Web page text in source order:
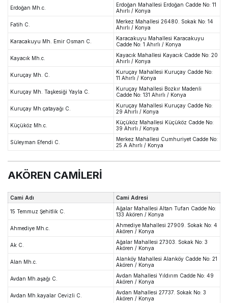
Erdoğan Mh.c.
Erdoğan Mahallesi Erdoğan Cadde No: 11
Ahırlı / Konya
Fatih C.
Merkez Mahallesi 26480. Sokak No: 14
Ahırlı / Konya
Karacakuyu Mh. Emir Osman C.
Karacakuyu Mahallesi Karacakuyu
Cadde No: 1 Ahırlı / Konya
Kayacık Mh.c.
Kayacık Mahallesi Kayacık Cadde No: 20
Ahırlı / Konya
Kuruçay Mh. C.
Kuruçay Mahallesi Kuruçay Cadde No:
11 Ahırlı / Konya
Kuruçay Mh. Taşkesiği Yayla C.
Kuruçay Mahallesi Bozkır Madenli
Cadde No: 131 Ahırlı / Konya
Kuruçay Mh.çatayağı C.
Kuruçay Mahallesi Kuruçay Cadde No:
29 Ahırlı / Konya
Küçüköz Mh.c.
Küçüköz Mahallesi Küçüköz Cadde No:
39 Ahırlı / Konya
Süleyman Efendi C.
Merkez Mahallesi Cumhuriyet Cadde No:
25 A Ahırlı / Konya
AKÖREN CAMİLERİ
Cami Adı Cami Adresi
15 Temmuz Şehitlik C.
Ağalar Mahallesi Altan Tufan Cadde No:
133 Akören / Konya
Ahmediye Mh.c.
Ahmediye Mahallesi 27909. Sokak No: 4
Akören / Konya
Ak C.
Ağalar Mahallesi 27303. Sokak No: 3
Akören / Konya
Alan Mh.c.
Alanköy Mahallesi Alanköy Cadde No: 21
Akören / Konya
Avdan Mh.aşağı C.
Avdan Mahallesi Yıldırım Cadde No: 49
Akören / Konya
Avdan Mh.kayalar Cevizli C.
Avdan Mahallesi 27737. Sokak No: 3
Akören / Konya